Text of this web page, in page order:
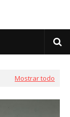
Mostrar todo